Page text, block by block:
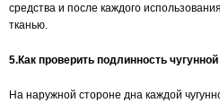
средства и после каждого
тканью.
5.Как проверить подлинность
На наружной стороне дна каждой